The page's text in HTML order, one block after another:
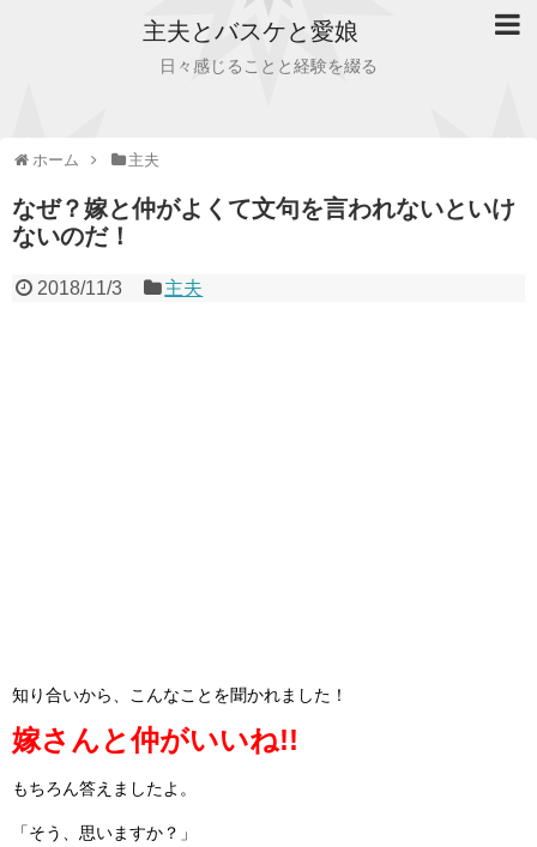
主夫とバスケと愛娘
日々感じることと経験を綴る
ホーム 主夫
なぜ？嫁と仲がよくて文句を言われないといけ
ないのだ！
2018/11/3 主夫
知り合いから、こんなことを聞かれました！
嫁さんと仲がいいね!!
もちろん答えましたよ。
「そう、思いますか？」